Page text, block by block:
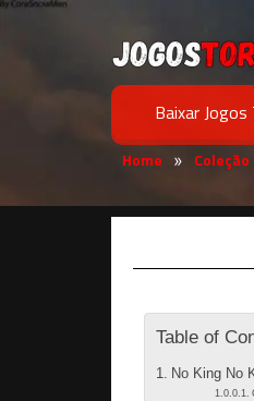
Baixar
Home »
Table of
No King No